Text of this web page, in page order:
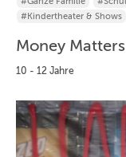
#Kindertheater & Shows
Money Matters
10 - 12 Jahre